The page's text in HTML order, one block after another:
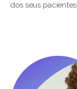
dos seus pacientes.